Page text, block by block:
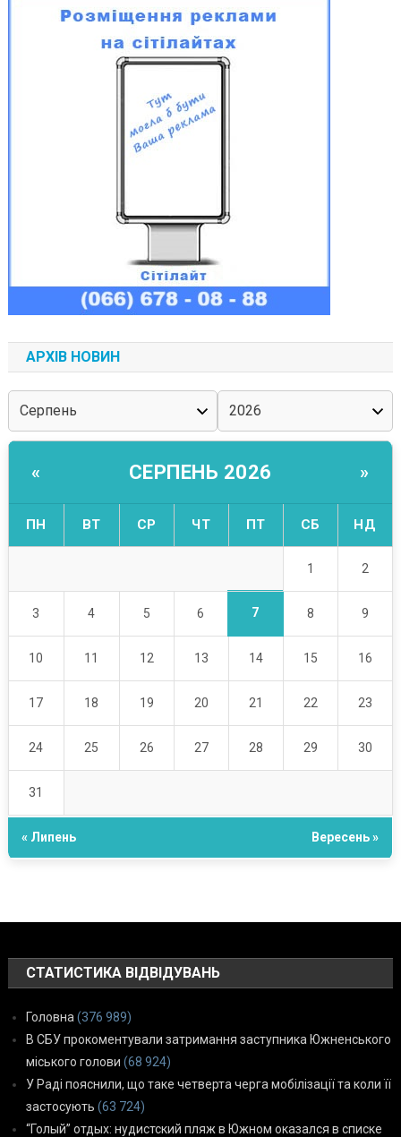
АРХІВ НОВИН
« СЕРПЕНЬ 2026 »
ПН ВТ СР ЧТ ПТ СБ НД
1 2
3 4 5 6 7 8 9
10 11 12 13 14 15 16
17 18 19 20 21 22 23
24 25 26 27 28 29 30
31
« Липень Вересень »
СТАТИСТИКА ВІДВІДУВАНЬ
Головна (376 989)
В СБУ прокоментували затримання заступника Южненського
міського голови (68 924)
У Раді пояснили, що таке четверта черга мобілізації та коли її
застосують (63 724)
“Голый” отдых: нудистский пляж в Южном оказался в списке